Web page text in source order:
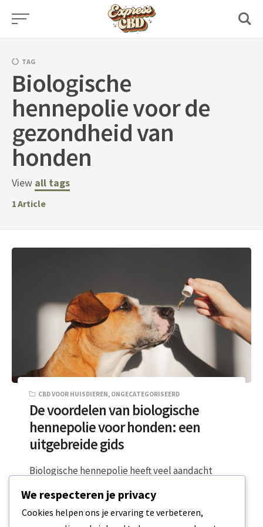
Skip
TAG
Biologische
hennepolie voor de
gezondheid van
honden
View all tags
1Article
CBD VOOR HUISDIEREN, ONGECATEGORISEERD
De voordelen van biologische
hennepolie voor honden: een
uitgebreide gids
Biologische hennepolie heeft veel aandacht
huisdierenverzorging, vooral vanwege de
potentiële voordelen voor de gezondheid…
We respecteren je privacy
Cookies helpen ons je ervaring te verbeteren,